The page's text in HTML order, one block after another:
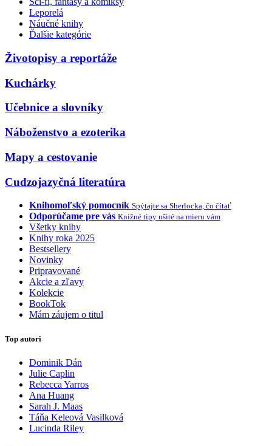
Leporelá
Náučné knihy
Ďalšie kategórie
Životopisy a reportáže
Kuchárky
Učebnice a slovníky
Náboženstvo a ezoterika
Mapy a cestovanie
Cudzojazyčná literatúra
Knihomoľský pomocník Spýtajte sa Sherlocka, čo čítať
Odporúčame pre vás Knižné tipy ušité na mieru vám
Všetky knihy
Knihy roka 2025
Bestsellery
Novinky
Pripravované
Akcie a zľavy
Kolekcie
BookTok
Mám záujem o titul
Top autori
Dominik Dán
Julie Caplin
Rebecca Yarros
Ana Huang
Sarah J. Maas
Táňa Keleová Vasilková
Lucinda Riley